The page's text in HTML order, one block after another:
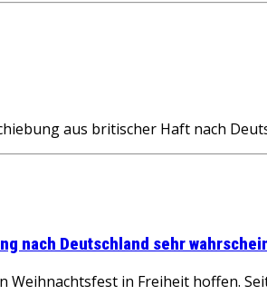
aus britischer Haft nach
nach Deutschland sehr
Weihnachtsfest in Freiheit hoffen.